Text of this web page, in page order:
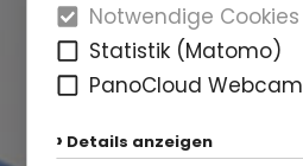
Notwendige Cookies
Statistik (Matomo)
PanoCloud Webcam
Details anzeigen